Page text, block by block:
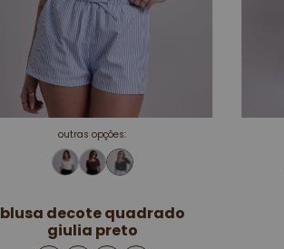
outras opções:
blusa decote quadrado
giulia preto